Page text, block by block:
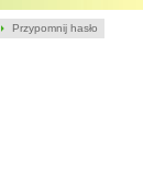
Przypomnij hasło